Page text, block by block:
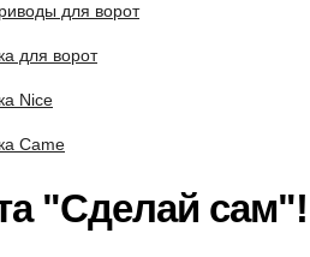
для ворот
для ворот
Nice
Came
"Сделай сам"!